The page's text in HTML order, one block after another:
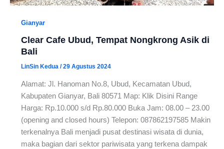
Gianyar
Clear Cafe Ubud, Tempat Nongkrong Asik di
Bali
LinSin Kedua /29 Agustus 2024
Alamat: Jl. Hanoman No.8, Ubud, Kecamatan Ubud,
Kabupaten Gianyar, Bali 80571 Map: Klik Disini Range
Harga: Rp.10.000 s/d Rp.80.000 Buka Jam: 08.00 – 23.00
(opening and closed hours) Telepon: 087862197585 Makin
terkenalnya Bali menjadi pusat destinasi wisata di dunia,
maka bagian dari sektor pariwisata yang terkena dampak